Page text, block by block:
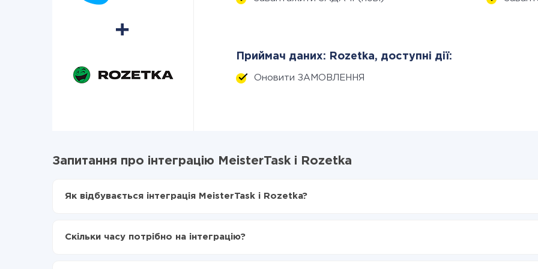
Приймач даних: Rozetka, доступні дії:
Оновити ЗАМОВЛЕННЯ
Запитання про інтеграцію MeisterTask і Rozetka
Як відбувається інтеграція MeisterTask і Rozetka?
Включаєте автооновлення
Скільки часу потрібно на інтеграцію?